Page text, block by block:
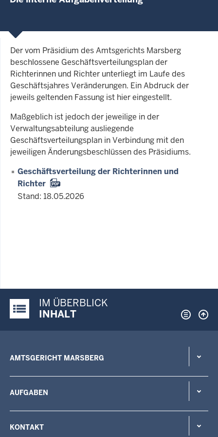
Der vom Präsidium des Amtsgerichts Marsberg
beschlossene Geschäftsverteilungsplan der
Richterinnen und Richter unterliegt im Laufe des
Geschäftsjahres Veränderungen. Ein Abdruck der
jeweils geltenden Fassung ist hier eingestellt.
Maßgeblich ist jedoch der jeweilige in der
Verwaltungsabteilung ausliegende
Geschäftsverteilungsplan in Verbindung mit den
jeweiligen Änderungsbeschlüssen des Präsidiums.
Geschäftsverteilung der Richterinnen und
Richter
Stand: 18.05.2026
Justiz-Portal im Überblick:
IM ÜBERBLICK
INHALT
AMTSGERICHT MARSBERG
AUFGABEN
KONTAKT